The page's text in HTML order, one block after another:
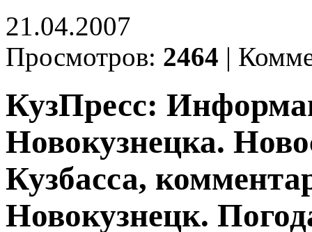
21.04.2007
Просмотров: 2464 |
КузПресс:
Новокузнецка.
Кузбасса,
Новокузнецк.